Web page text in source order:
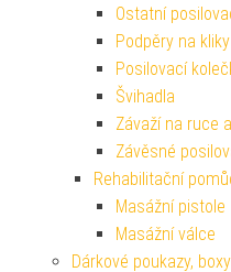
Ostatní
Podpěry na kliky
Posilovací
Švihadla
Závaží na ruce
Závěsné
Rehabilitační
Masážní pistole
Masážní válce
Dárkové poukazy, boxy